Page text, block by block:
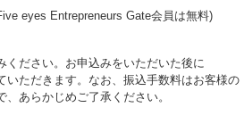
eyes Entrepreneurs Gate会員は無料)
さい。お申込みをいただいた後に
だきます。なお、振込手数料はお客様の
らかじめご了承ください。